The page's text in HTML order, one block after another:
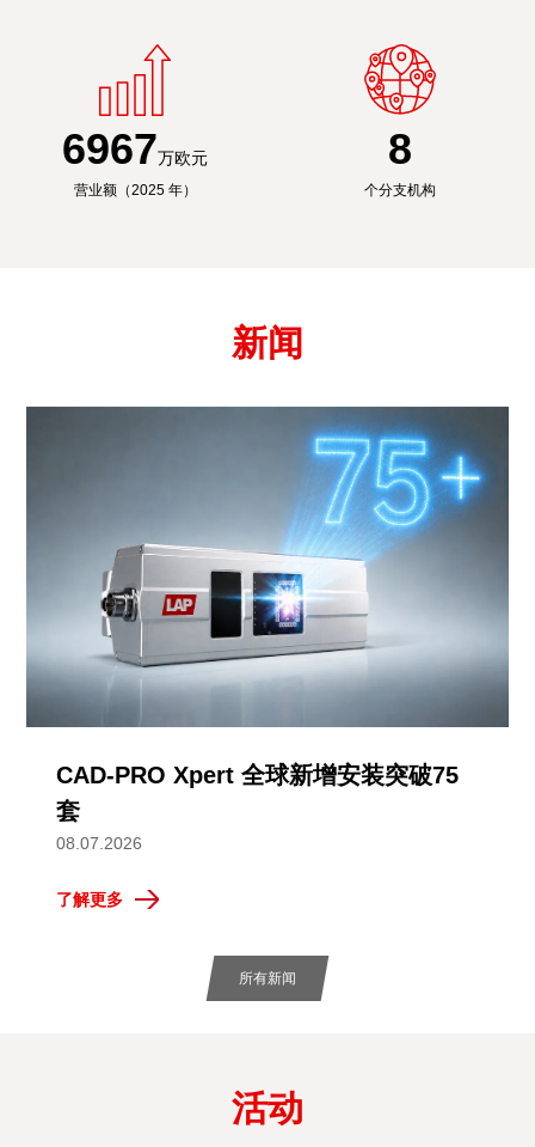
6991万欧元
营业额（2025 年）
8
个分支机构
新闻
CAD-PRO Xpert 全球新增安装突破75
套
08.07.2026
了解更多
所有新闻
活动